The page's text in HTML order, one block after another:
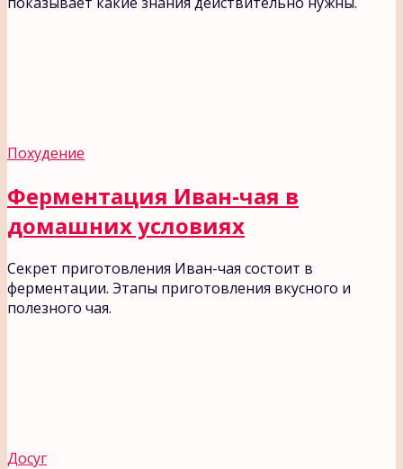
Похудение
Ферментация Иван-чая в
домашних условиях
Секрет приготовления Иван-чая состоит в
ферментации. Этапы приготовления вкусного и
полезного чая.
Досуг